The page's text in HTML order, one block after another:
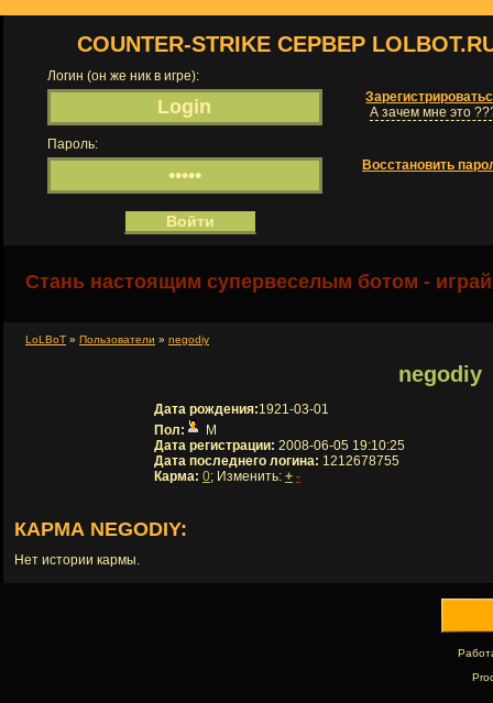
COUNTER-STRIKE СЕРВЕР
Логин (он же ник в игре):
А зачем мне это
Пароль:
Восстановить
Стань настоящим супервеселым ботом -
LoLBoT » Пользователи » negodiy
negodiy
Дата рождения:1921-03-01
Пол:
М
Дата регистрации: 2008-06-05 19:10:25
Дата последнего логина: 1212678755
Карма: 0; Изменить: + -
КАРМА NEGODIY:
Нет истории кармы.